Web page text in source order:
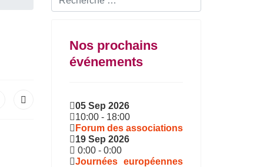
Nos prochains
événements
05 Sep 2026
10:00 - 18:00
Forum des associations
19 Sep 2026
0:00 - 0:00
Journées européennes